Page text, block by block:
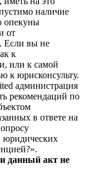
наличие
опекуны
от
Если вы не
к
или к самой
к юрисконсульту.
администрация
рекомендаций по
в ответе на
юридических
данный акт не